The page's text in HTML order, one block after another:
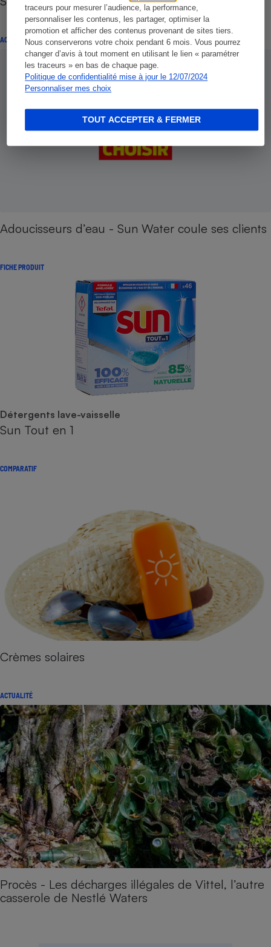
traceurs pour mesurer l’audience, la performance,
personnaliser les contenus, les partager, optimiser la
promotion et afficher des contenus provenant de sites tiers.
Nous conserverons votre choix pendant 6 mois. Vous pourrez
changer d’avis à tout moment en utilisant le lien « paramétrer
les traceurs » en bas de chaque page.
Politique de confidentialité mise à jour le 12/07/2024
Personnaliser mes choix
TOUT ACCEPTER & FERMER
ACTUALITÉ
Adoucisseurs d’eau - Sun Water coule ses clients
FICHE PRODUIT
Détergents lave-vaisselle
Sun Tout en 1
COMPARATIF
Crèmes solaires
ACTUALITÉ
Procès - Les décharges illégales de Vittel, l’autre
casserole de Nestlé Waters